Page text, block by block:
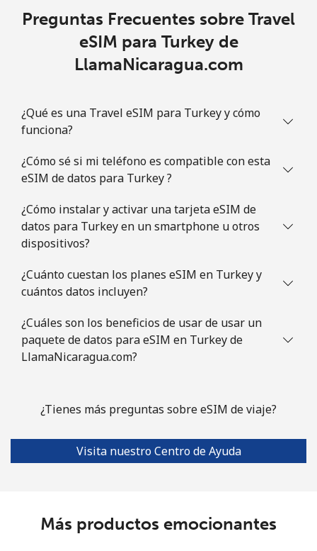
Preguntas Frecuentes sobre Travel
eSIM para Turkey de
LlamaNicaragua.com
¿Qué es una Travel eSIM para Turkey y cómo
funciona?
¿Cómo sé si mi teléfono es compatible con esta
eSIM de datos para Turkey ?
¿Cómo instalar y activar una tarjeta eSIM de
datos para Turkey en un smartphone u otros
dispositivos?
¿Cuánto cuestan los planes eSIM en Turkey y
cuántos datos incluyen?
¿Cuáles son los beneficios de usar de usar un
paquete de datos para eSIM en Turkey de
LlamaNicaragua.com?
¿Tienes más preguntas sobre eSIM de viaje?
Visita nuestro Centro de Ayuda
Más productos emocionantes